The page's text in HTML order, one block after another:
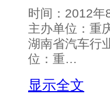
时间：2012年
主办单位：重
湖南省汽车行
位：重…
显示全文